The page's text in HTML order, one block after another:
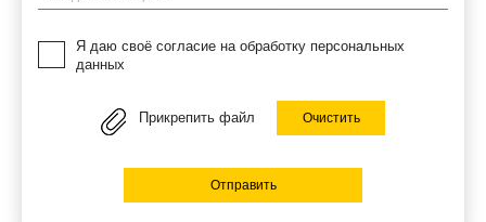
Я даю своё согласие на обработку персональных
данных
Прикрепить файл Очистить
Отправить